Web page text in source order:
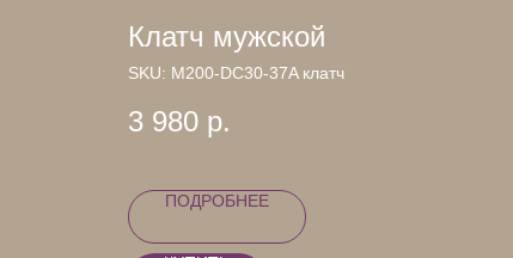
Клатч мужской
SKU: М200-DC30-37A клатч
3 980 р.
ПОДРОБНЕЕ